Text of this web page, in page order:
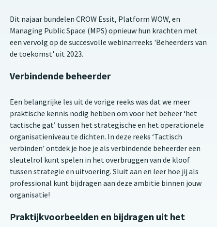
Dit najaar bundelen CROW Essit, Platform WOW, en
Managing Public Space (MPS) opnieuw hun krachten met
een vervolg op de succesvolle webinarreeks 'Beheerders van
de toekomst' uit 2023.
Verbindende beheerder
Een belangrijke les uit de vorige reeks was dat we meer
praktische kennis nodig hebben om voor het beheer ‘het
tactische gat’ tussen het strategische en het operationele
organisatieniveau te dichten. In deze reeks ‘Tactisch
verbinden’ ontdek je hoe je als verbindende beheerder een
sleutelrol kunt spelen in het overbruggen van de kloof
tussen strategie en uitvoering. Sluit aan en leer hoe jij als
professional kunt bijdragen aan deze ambitie binnen jouw
organisatie!
Praktijkvoorbeelden en bijdragen uit het